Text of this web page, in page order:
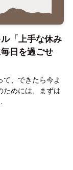
「上手な休み
日を過ごせ
て、できたら今よ
ためには、まずは